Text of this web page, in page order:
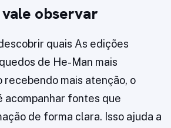
observar
quais As edições
de He-Man mais
recebendo mais atenção, o
acompanhar fontes que
de forma clara. Isso ajuda a